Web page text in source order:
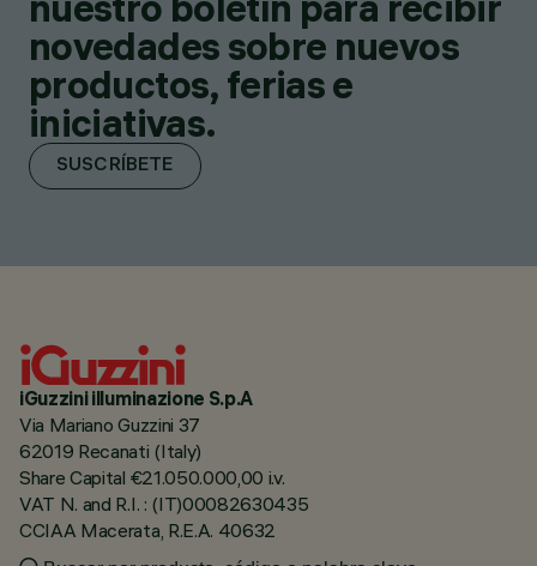
novedades sobre nuevos
productos, ferias e
iniciativas.
SUSCRÍBETE
iGuzzini illuminazione S.p.A
Via Mariano Guzzini 37
62019 Recanati (Italy)
Share Capital €21.050.000,00 i.v.
VAT N. and R.I. : (IT)00082630435
CCIAA Macerata, R.E.A. 40632